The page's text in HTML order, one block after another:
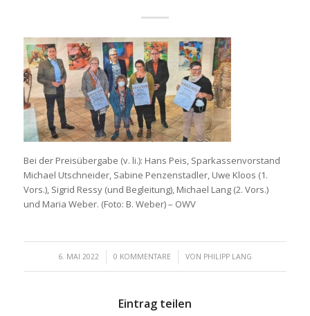
Bei der Preisübergabe (v. li.): Hans Peis, Sparkassenvorstand
Michael Utschneider, Sabine Penzenstadler, Uwe Kloos (1.
Vors.), Sigrid Ressy (und Begleitung), Michael Lang (2. Vors.)
und Maria Weber. (Foto: B. Weber) – OWV
6. MAI 2022
/ 0 KOMMENTARE
/ VON PHILIPP LANG
Eintrag teilen